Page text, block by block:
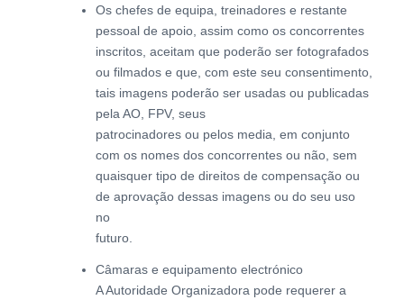
Os chefes de equipa, treinadores e restante
pessoal de apoio, assim como os concorrentes
inscritos, aceitam que poderão ser fotografados
ou filmados e que, com este seu consentimento,
tais imagens poderão ser usadas ou publicadas
pela AO, FPV, seus
patrocinadores ou pelos media, em conjunto
com os nomes dos concorrentes ou não, sem
quaisquer tipo de direitos de compensação ou
de aprovação dessas imagens ou do seu uso
no
futuro.
Câmaras e equipamento electrónico
A Autoridade Organizadora pode requerer a